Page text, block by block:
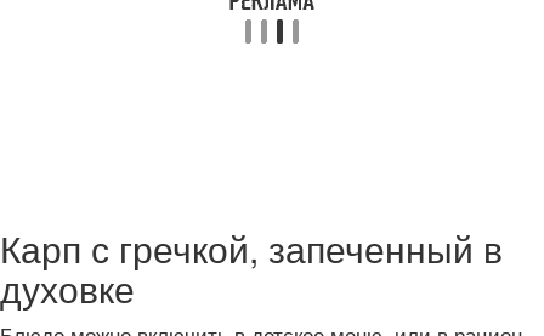
Карп с гречкой, запеченный в
духовке